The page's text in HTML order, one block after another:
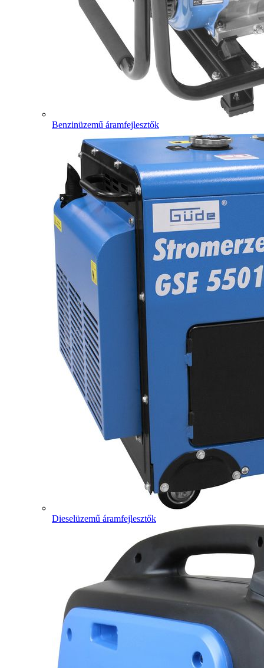
Benzinüzemű áramfejlesztők
Dieselüzemű áramfejlesztők